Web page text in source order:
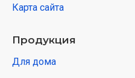
Карта сайта
Продукция
Для дома